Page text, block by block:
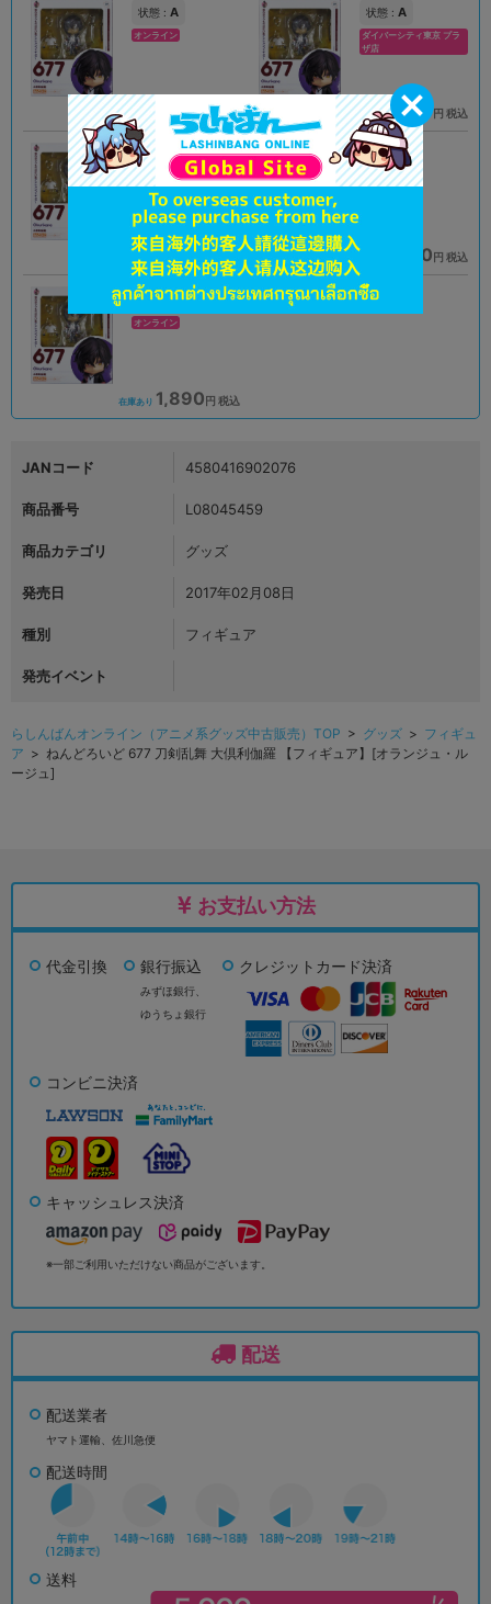
状態 : A
オンライン
品切状態 2,790円 税込
状態 : A
ダイバーシティ東京 プラ
ザ店
在庫あり 3,500円 税込
状態 : A
秋葉原ラジオ会館店
在庫あり 3,051円 税込
状態 : B
オンライン
在庫あり 1,790 円 税込
状態 : B
オンライン
在庫あり 1,890 円 税込
JANコード 4580416902076
商品番号 L08045459
商品カテゴリ グッズ
発売日 2017年02月08日
種別 フィギュア
発売イベント
らしんばんオンライン（アニメ系グッズ中古販売）TOP > グッズ > フィギュ
ア > ねんどろいど 677 刀剣乱舞 大倶利伽羅 【フィギュア】[オランジュ・ル
ージュ]
お支払い方法
代金引換 銀行振込
みずほ銀行、
ゆうちょ銀行
クレジットカード決済
コンビニ決済
キャッシュレス決済
※一部ご利用いただけない商品がございます。
配送
配送業者
ヤマト運輸、佐川急便
配送時間
送料